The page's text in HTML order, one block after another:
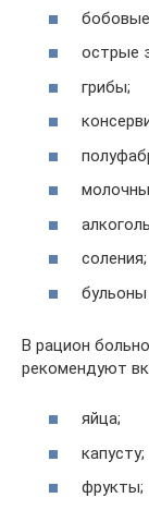
острые
грибы;
соления;
бульоны
В рацион
рекомендуют
яйца;
капусту;
фрукты;